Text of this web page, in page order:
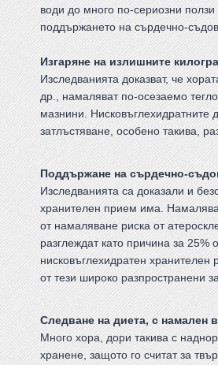
води до много по-сериозни
поддържането на сърдечно-
Изгаряне на излишните
Изследванията доказват, че
др., намаляват по-осезаемо
мазнини. Нисковъглехидратните
затлъстяване, особено такива,
Поддържане на сърдечно-
Изследванията са доказали и
хранителен прием има.
от намаляване риска от
разглеждат като причина за
нисковъглехидратен
от тези широко разпространени
Следване на диета, с намален
Много хора, дори такива с
хранене, защото го считат за